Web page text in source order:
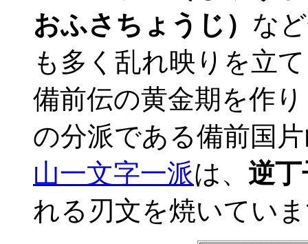
おふさちょうじ） な
も多く乱れ映りを立
備前伝の黄金期を作
の分派である備前国
山一文字一派は、 逆
れる刃文を焼いてい